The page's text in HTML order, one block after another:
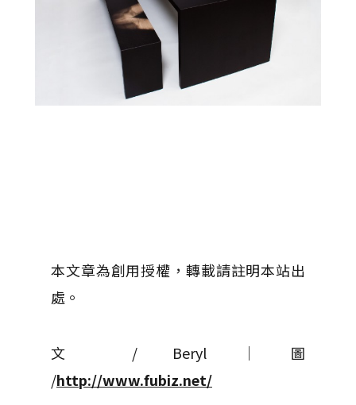
本文章為創用授權，轉載請註明本站出
處。
文 / Beryl │ 圖
/http://www.fubiz.net/